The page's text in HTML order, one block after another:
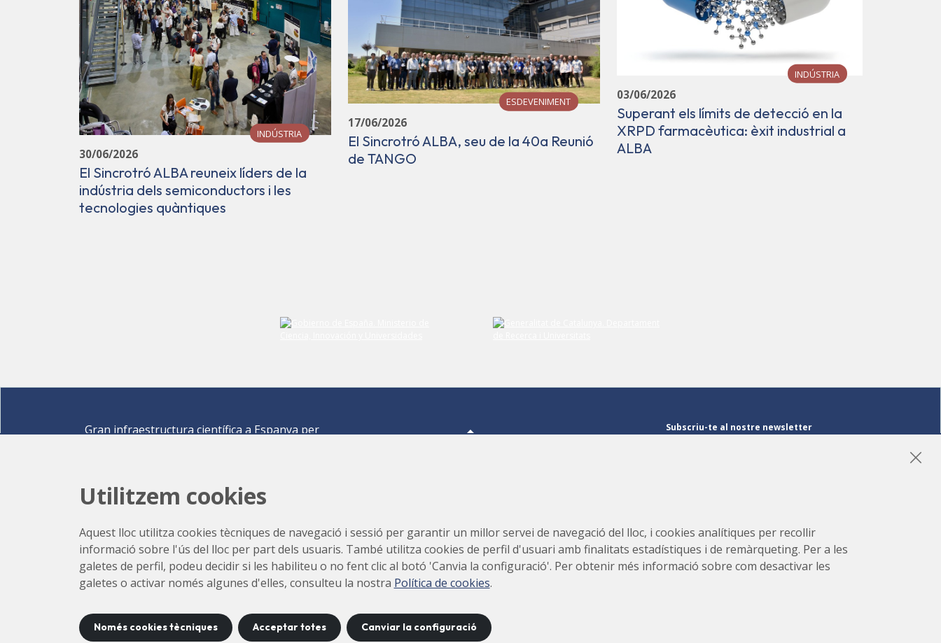
INDÚSTRIA
30/06/2026
El Sincrotró ALBA reuneix líders de la
indústria dels semiconductors i les
tecnologies quàntiques
ESDEVENIMENT
17/06/2026
El Sincrotró ALBA, seu de la 40a Reunió
de TANGO
INDÚSTRIA
03/06/2026
Superant els límits de detecció en la
XRPD farmacèutica: èxit industrial a
ALBA
Laboratori de Llum Sincrotró (CELLS)
Gran infraestructura científica a Espanya per
Carrer de la Llum 2-26 08290 Cerdanyola del Vallès,
Com arribar
+34 93 592 43 00
Subscriu-te al nostre newsletter
Utilitzem cookies
Aquest lloc utilitza cookies tècniques de navegació i sessió per garantir un millor servei de navegació del lloc, i cookies analítiques per recollir
informació sobre l'ús del lloc per part dels usuaris. També utilitza cookies de perfil d'usuari amb finalitats estadístiques i de remàrqueting. Per a les
galetes de perfil, podeu decidir si les habiliteu o no fent clic al botó 'Canvia la configuració'. Per obtenir més informació sobre com desactivar les
galetes o activar només algunes d'elles, consulteu la nostra Política de cookies.
Només cookies tècniques Acceptar totes Canviar la configuració